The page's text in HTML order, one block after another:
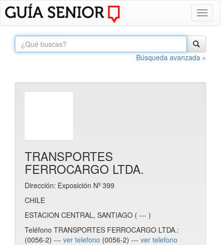
Búsqueda avanzada »
TRANSPORTES
FERROCARGO LTDA.
Dirección: Exposición Nº 399
CHILE
ESTACION CENTRAL, SANTIAGO ( --- )
Teléfono TRANSPORTES FERROCARGO LTDA.:
(0056-2) --- ver telefono (0056-2) --- ver telefono